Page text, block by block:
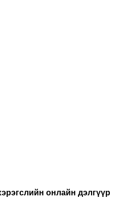
онлайн дэлгүүр